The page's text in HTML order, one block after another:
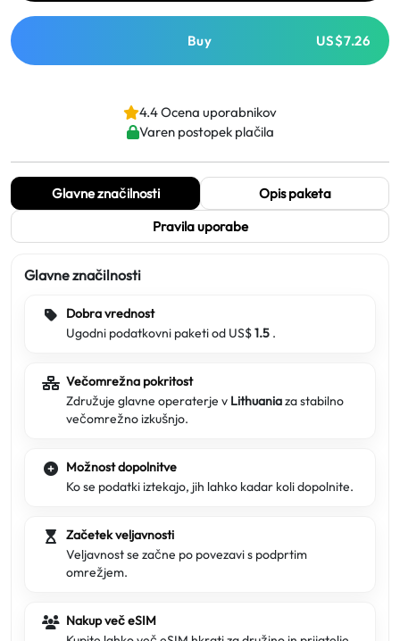
Buy US$7.26
4.4 Ocena uporabnikov
Varen postopek plačila
Glavne značilnosti
Opis paketa
Pravila uporabe
Glavne značilnosti
Dobra vrednost
Ugodni podatkovni paketi od US$1.5 .
Večomrežna pokritost
Združuje glavne operaterje v Lithuaniaza stabilno
večomrežno izkušnjo.
Možnost dopolnitve
Ko se podatki iztekajo, jih lahko kadar koli dopolnite.
Začetek veljavnosti
Veljavnost se začne po povezavi s podprtim
omrežjem.
Nakup več eSIM